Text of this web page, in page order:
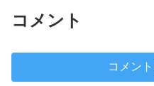
コメント
コメン